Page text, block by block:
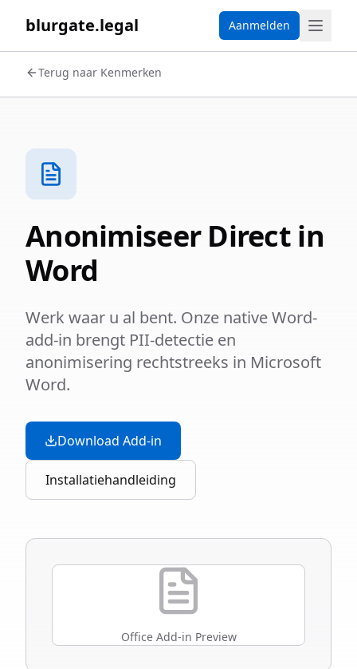
blurgate.legal Aanmelden
Terug naar Kenmerken
Anonimiseer Direct in
Word
Werk waar u al bent. Onze native Word-
add-in brengt PII-detectie en
anonimisering rechtstreeks in Microsoft
Word.
Download Add-in
Installatiehandleiding
Office Add-in Preview